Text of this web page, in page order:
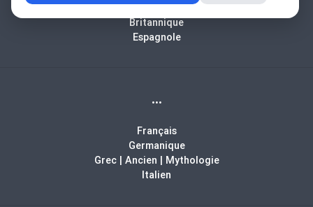
Biblique
Britannique
Espagnole
...
Français
Germanique
Grec | Ancien | Mythologie
Italien